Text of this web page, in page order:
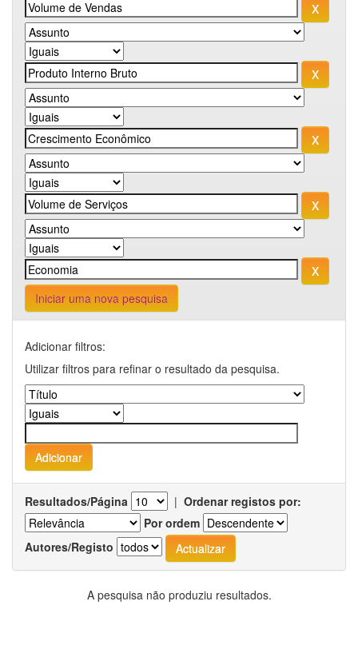
Iniciar uma nova pesquisa
Adicionar filtros:
Utilizar filtros para refinar o resultado da pesquisa.
Resultados/Página | Ordenar registos por:
Por ordem
Autores/Registo
A pesquisa não produziu resultados.